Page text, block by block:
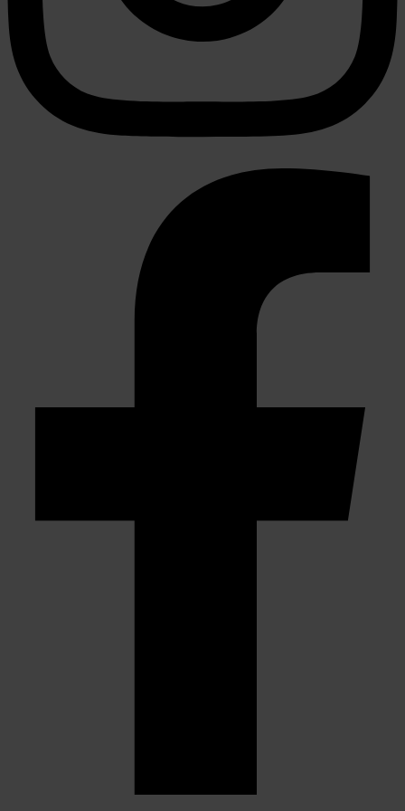
partners voor social media, adverteren en analyse. Deze
partners kunnen deze gegevens combineren met andere
informatie die u aan ze heeft verstrekt of die ze hebben
verzameld op basis van uw gebruik van hun services.